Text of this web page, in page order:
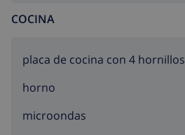
COCINA
placa de cocina con 4 hornillos
horno
microondas